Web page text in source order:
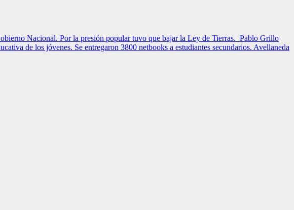
Nacional. Por la presión popular tuvo que bajar la Ley de Tierras. Pablo Grillo
de los jóvenes. Se entregaron 3800 netbooks a estudiantes secundarios. Avellaneda